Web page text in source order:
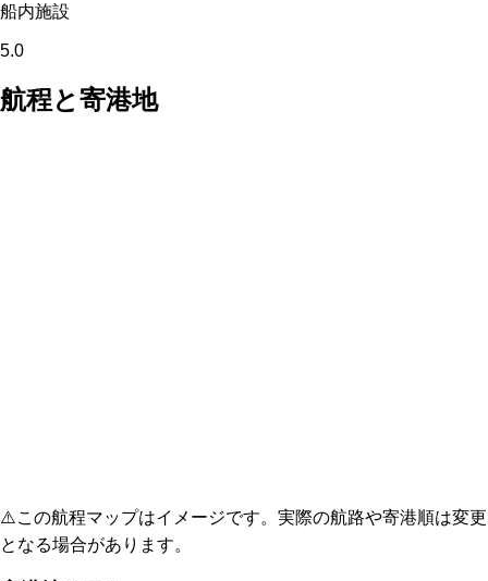
船内施設
5.0
航程と寄港地
⚠️この航程マップはイメージです。実際の航路や寄港順は変更
となる場合があります。